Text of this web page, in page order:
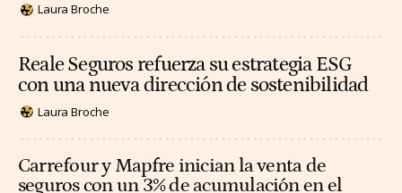
Laura Broche
Reale Seguros refuerza su estrategia ESG
con una nueva dirección de sostenibilidad
Laura Broche
Carrefour y Mapfre inician la venta de
seguros con un 3% de acumulación en el